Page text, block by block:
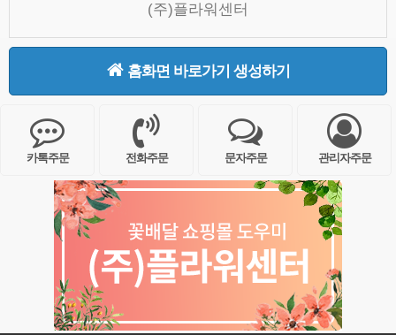
(주)플라워센터
홈화면 바로가기 생성하기
카톡주문 전화주문 문자주문 관리자주문